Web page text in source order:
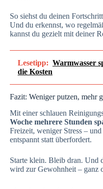
So siehst du deinen
Und du erkennst, wo
kannst du gezielt mit deiner
Lesetipp: Warmwasser
die Kosten
Fazit: Weniger putzen, mehr
Mit einer schlauen
Woche mehrere Stunden
Freizeit, weniger Stress –
entspannt statt überfordert.
Starte klein. Bleib dran. Und
wird zur Gewohnheit – ganz